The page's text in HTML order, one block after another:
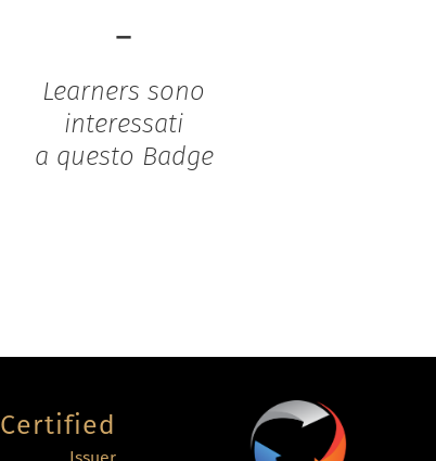
-
Learners sono
interessati
a questo Badge
Certified